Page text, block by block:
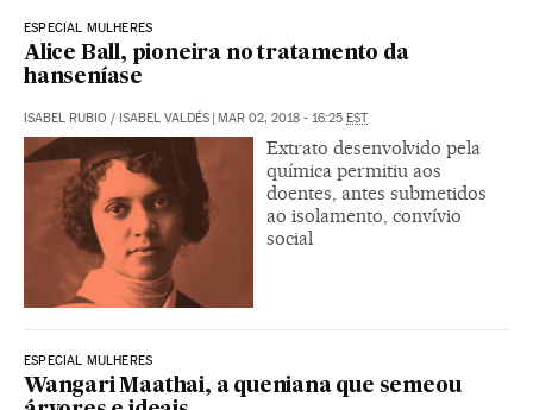
ESPECIAL MULHERES
Alice Ball, pioneira no tratamento da
hanseníase
ISABEL RUBIO / ISABEL VALDÉS | MAR 02, 2018 - 16:25 EST
Extrato desenvolvido pela
química permitiu aos
doentes, antes submetidos
ao isolamento, convívio
social
ESPECIAL MULHERES
Wangari Maathai, a queniana que semeou